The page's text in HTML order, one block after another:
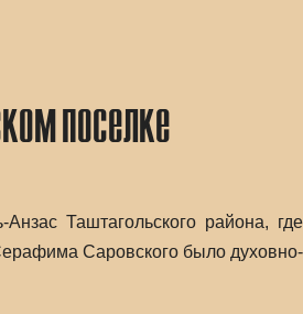
поселке
Таштагольского района, где
Саровского было духовно-